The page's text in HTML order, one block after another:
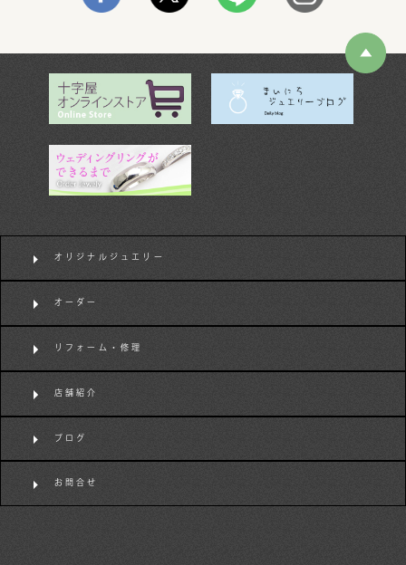
オリジナルジュエリー
オーダー
リフォーム・修理
店舗紹介
ブログ
お問合せ